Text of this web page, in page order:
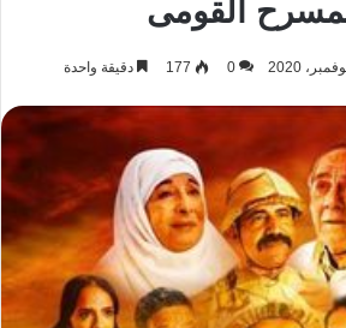
القومى
0
177 دقيقة واحدة